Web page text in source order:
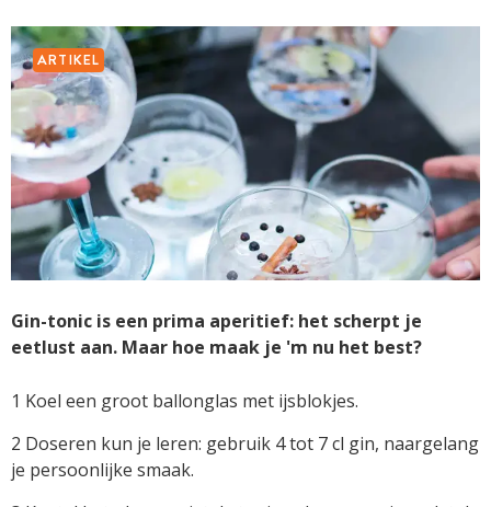
ARTIKEL
Gin-tonic is een prima aperitief: het scherpt je
eetlust aan. Maar hoe maak je 'm nu het best?
1 Koel een groot ballonglas met ijsblokjes.
2 Doseren kun je leren: gebruik 4 tot 7 cl gin, naargelang
je persoonlijke smaak.